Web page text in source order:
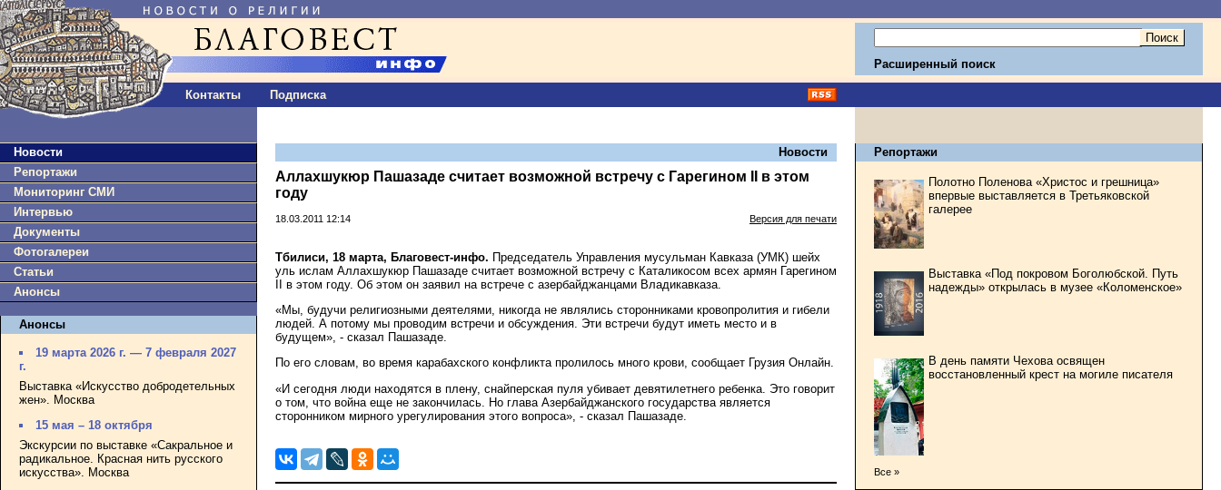
Контакты Подписка
Расширенный поиск
Новости
Репортажи
Мониторинг СМИ
Интервью
Документы
Фотогалереи
Статьи
Анонсы
Анонсы
19 марта 2026 г. — 7 февраля 2027
г.
Выставка «Искусство добродетельных
жен». Москва
15 мая – 18 октября
Экскурсии по выставке «Сакральное и
радикальное. Красная нить русского
искусства». Москва
Новости
Аллахшукюр Пашазаде считает возможной встречу с Гарегином II в этом
году
18.03.2011 12:14 Версия для печати
Тбилиси, 18 марта, Благовест-инфо. Председатель Управления мусульман Кавказа (УМК) шейх
уль ислам Аллахшукюр Пашазаде считает возможной встречу с Каталикосом всех армян Гарегином
II в этом году. Об этом он заявил на встрече с азербайджанцами Владикавказа.
«Мы, будучи религиозными деятелями, никогда не являлись сторонниками кровопролития и гибели
людей. А потому мы проводим встречи и обсуждения. Эти встречи будут иметь место и в
будущем», - сказал Пашазаде.
По его словам, во время карабахского конфликта пролилось много крови, сообщает Грузия Онлайн.
«И сегодня люди находятся в плену, снайперская пуля убивает девятилетнего ребенка. Это говорит
о том, что война еще не закончилась. Но глава Азербайджанского государства является
сторонником мирного урегулирования этого вопроса», - сказал Пашазаде.
Репортажи
Полотно Поленова «Христос и грешница»
впервые выставляется в Третьяковской
галерее
Выставка «Под покровом Боголюбской. Путь
надежды» открылась в музее «Коломенское»
В день памяти Чехова освящен
восстановленный крест на могиле писателя
Все »